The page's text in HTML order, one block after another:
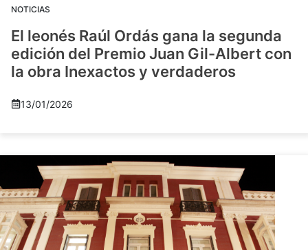
NOTICIAS
El leonés Raúl Ordás gana la segunda
edición del Premio Juan Gil-Albert con
la obra Inexactos y verdaderos
13/01/2026